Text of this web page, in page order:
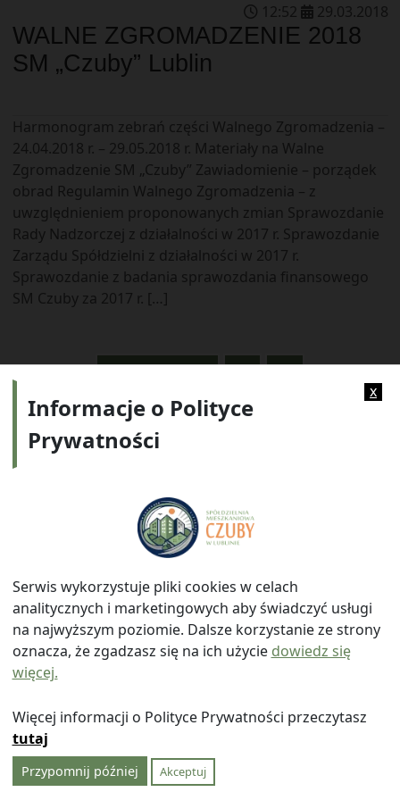
12:52 29.03.2018
WALNE ZGROMADZENIE 2018
SM „Czuby” Lublin
Harmonogram zebrań części Walnego Zgromadzenia –
24.04.2018 r. – 29.05.2018 r. Materiały na Walne
Zgromadzenie SM „Czuby” Zawiadomienie – porządek
obrad Regulamin Walnego Zgromadzenia – z
uwzględnieniem proponowanych zmian Sprawozdanie
Rady Nadzorczej z działalności w 2017 r. Sprawozdanie
Zarządu Spółdzielni z działalności w 2017 r.
Sprawozdanie z badania sprawozdania finansowego
SM Czuby za 2017 r. […]
ul. Watykańska 6, 20-538 Lublin
Telefon: 814641700 E-mail: info@smczuby.pl
© 2026
x
Informacje o Polityce
Prywatności
Serwis wykorzystuje pliki cookies w celach
analitycznych i marketingowych aby świadczyć usługi
na najwyższym poziomie. Dalsze korzystanie ze strony
oznacza, że zgadzasz się na ich użycie dowiedz się
więcej.
Więcej informacji o Polityce Prywatności przeczytasz
tutaj
Przypomnij później Akceptuj